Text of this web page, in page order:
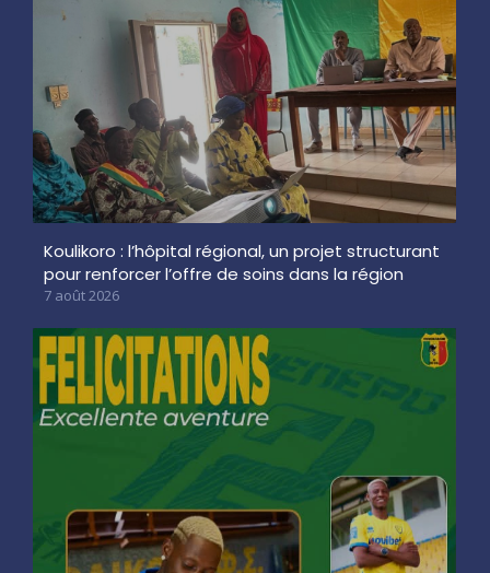
Koulikoro : l’hôpital régional, un projet structurant
pour renforcer l’offre de soins dans la région
7 août 2026